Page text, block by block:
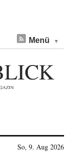
Menü
So, 9. Aug 2026